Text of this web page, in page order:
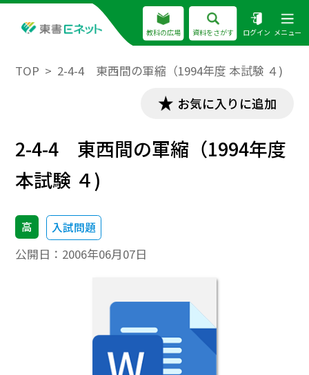
教科の広場 資料をさがす ログイン メニュー
TOP 2-4-4 東西間の軍縮（1994年度 本試験 ４)
お気に入りに追加
2-4-4 東西間の軍縮（1994年度
本試験 ４)
高 入試問題
公開日： 2006年06月07日